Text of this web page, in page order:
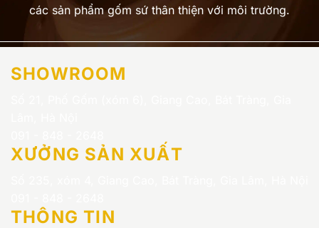
các sản phẩm gốm sứ thân thiện với môi trường.
SHOWROOM
XƯỞNG SẢN XUẤT
THÔNG TIN